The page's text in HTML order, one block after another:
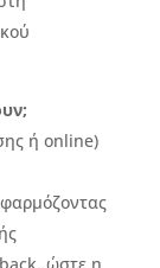
ή online)
ώστε η